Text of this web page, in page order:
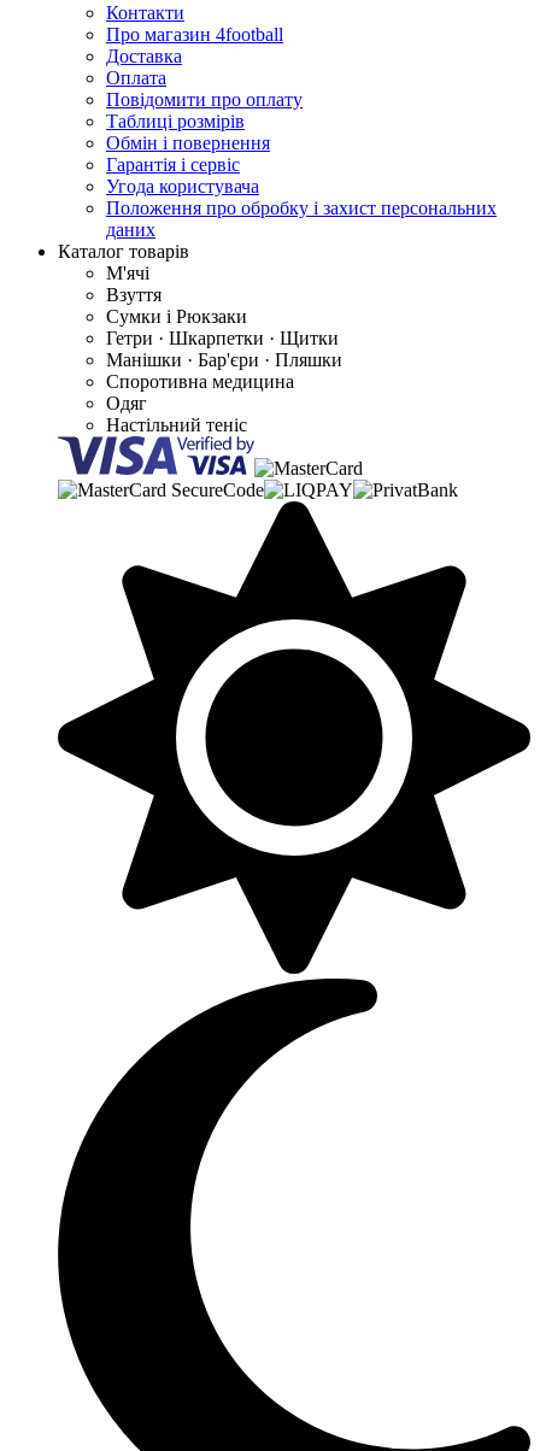
Контакти
Про магазин 4football
Доставка
Оплата
Повідомити про оплату
Таблиці розмірів
Обмін і повернення
Гарантія і сервіс
Угода користувача
Положення про обробку і захист персональних
даних
Каталог товарів
М'ячі
Взуття
Сумки і Рюкзаки
Гетри · Шкарпетки · Щитки
Манішки · Бар'єри · Пляшки
Споротивна медицина
Одяг
Настільний теніс